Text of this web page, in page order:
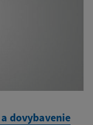
dovybavenie